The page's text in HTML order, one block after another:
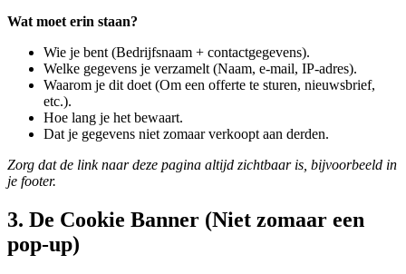
Wat moet erin staan?
Wie je bent (Bedrijfsnaam + contactgegevens).
Welke gegevens je verzamelt (Naam, e-mail, IP-adres).
Waarom je dit doet (Om een offerte te sturen, nieuwsbrief,
etc.).
Hoe lang je het bewaart.
Dat je gegevens niet zomaar verkoopt aan derden.
Zorg dat de link naar deze pagina altijd zichtbaar is, bijvoorbeeld in
je footer.
3. De Cookie Banner (Niet zomaar een
pop-up)